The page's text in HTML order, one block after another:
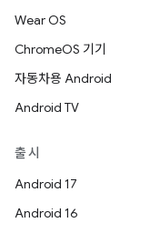
Wear OS
ChromeOS 기기
자동차용 Android
Android TV
출시
Android 17
Android 16